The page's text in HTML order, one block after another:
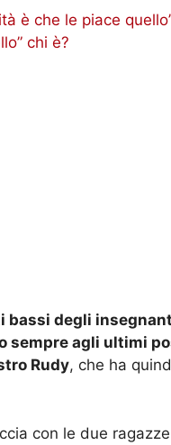
è che le piace
chi è?
bassi degli
sempre agli ultimi
Rudy, che ha
con le due ragazze